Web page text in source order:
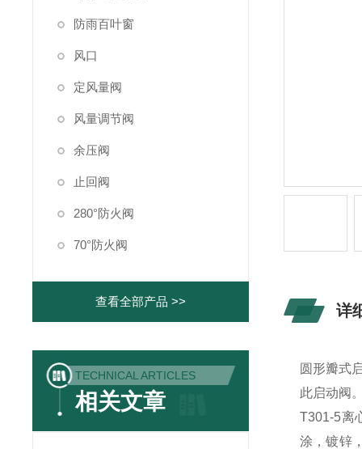
防雨百叶窗
风口
定风量阀
风量调节阀
余压阀
止回阀
280°防火阀
70°防火阀
查看全部产品 >>
TECHNICAL ARTICLES
相关文章
详
圆形瓣式
此启动阀
T301-5离
涂 ，镀锌